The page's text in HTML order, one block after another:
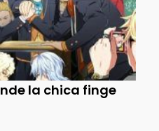
la chica finge